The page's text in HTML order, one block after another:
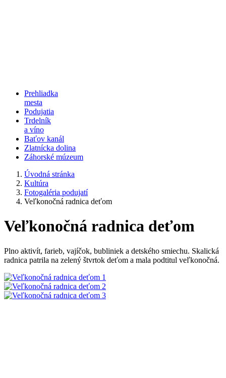
Prehliadka
mesta
Podujatia
Trdelník
a víno
Baťov kanál
Zlatnícka dolina
Záhorské múzeum
Úvodná stránka
Kultúra
Fotogaléria podujatí
Veľkonočná radnica deťom
Veľkonočná radnica deťom
Plno aktivít, farieb, vajíčok, bubliniek a detského smiechu. Skalická
radnica patrila na zelený štvrtok deťom a mala podtitul veľkonočná.